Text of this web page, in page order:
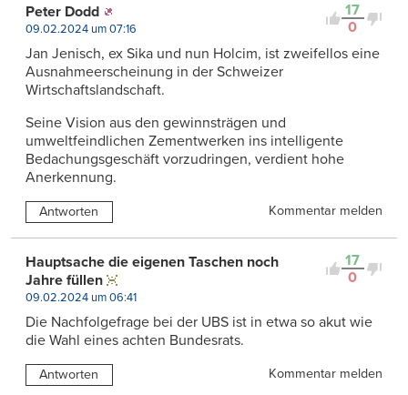
17
0
Peter Dodd
09.02.2024 um 07:16
Jan Jenisch, ex Sika und nun Holcim, ist zweifellos eine
Ausnahmeerscheinung in der Schweizer
Wirtschaftslandschaft.
Seine Vision aus den gewinnsträgen und
umweltfeindlichen Zementwerken ins intelligente
Bedachungsgeschäft vorzudringen, verdient hohe
Anerkennung.
Antworten Kommentar melden
17
0
Hauptsache die eigenen Taschen noch
Jahre füllen
09.02.2024 um 06:41
Die Nachfolgefrage bei der UBS ist in etwa so akut wie
die Wahl eines achten Bundesrats.
Antworten Kommentar melden